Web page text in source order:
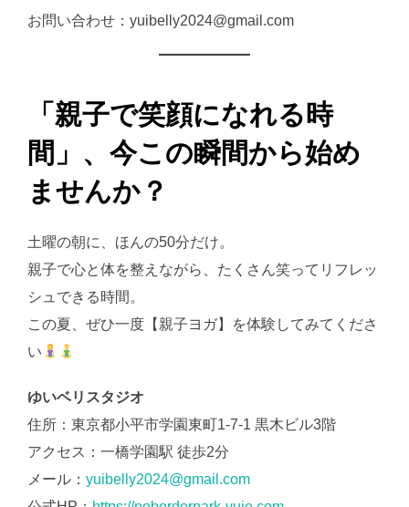
お問い合わせ：yuibelly2024@gmail.com
「親子で笑顔になれる時
間」、今この瞬間から始め
ませんか？
土曜の朝に、ほんの50分だけ。
親子で心と体を整えながら、たくさん笑ってリフレッ
シュできる時間。
この夏、ぜひ一度【親子ヨガ】を体験してみてくださ
い
ゆいベリスタジオ
住所：東京都小平市学園東町1-7-1 黒木ビル3階
アクセス：一橋学園駅 徒歩2分
メール： yuibelly2024@gmail.com